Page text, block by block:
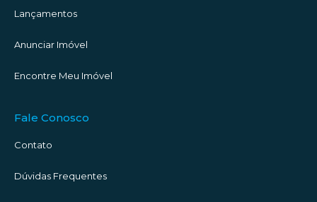
Lançamentos
Anunciar Imóvel
Encontre Meu Imóvel
Fale Conosco
Contato
Dúvidas Frequentes